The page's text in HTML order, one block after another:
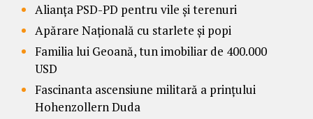
Alianța PSD-PD pentru vile și terenuri
Apărare Națională cu starlete și popi
Familia lui Geoană, tun imobiliar de 400.000
USD
Fascinanta ascensiune militară a prințului
Hohenzollern Duda